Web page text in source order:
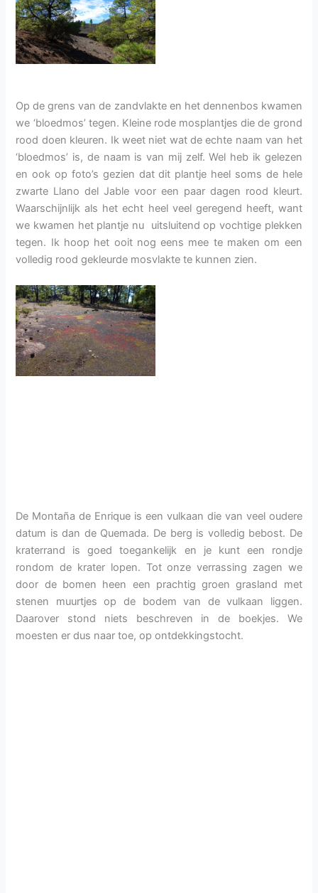
Op de grens van de zandvlakte en het dennenbos kwamen
we ‘bloedmos’ tegen. Kleine rode mosplantjes die de grond
rood doen kleuren. Ik weet niet wat de echte naam van het
‘bloedmos’ is, de naam is van mij zelf. Wel heb ik gelezen
en ook op foto’s gezien dat dit plantje heel soms de hele
zwarte Llano del Jable voor een paar dagen rood kleurt.
Waarschijnlijk als het echt heel veel geregend heeft, want
we kwamen het plantje nu uitsluitend op vochtige plekken
tegen. Ik hoop het ooit nog eens mee te maken om een
volledig rood gekleurde mosvlakte te kunnen zien.
De Montaña de Enrique is een vulkaan die van veel oudere
datum is dan de Quemada. De berg is volledig bebost. De
kraterrand is goed toegankelijk en je kunt een rondje
rondom de krater lopen. Tot onze verrassing zagen we
door de bomen heen een prachtig groen grasland met
stenen muurtjes op de bodem van de vulkaan liggen.
Daarover stond niets beschreven in de boekjes. We
moesten er dus naar toe, op ontdekkingstocht.